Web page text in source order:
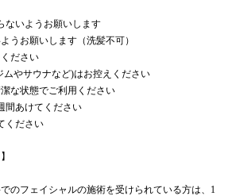
いようお願いします
お願いします（洗髪不可）
ださい
やサウナなど)はお控えください
状態でご利用ください
あけてください
ださい
フェイシャルの施術を受けられている方は、1